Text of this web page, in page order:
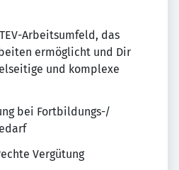
Arbeitsumfeld, das
ermöglicht und Dir
und komplexe
bei Fortbildungs-/
Vergütung